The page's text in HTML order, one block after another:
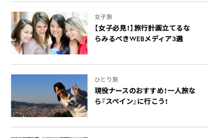
女子旅
【女子必見！】旅行計画立てるな
らみるべきWEBメディア3選
ひとり旅
現役ナースのおすすめ！一人旅な
ら『スペイン』に行こう！